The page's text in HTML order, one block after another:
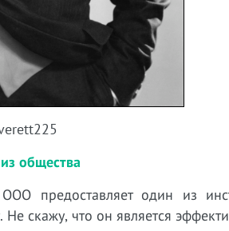
общества
предоставляет один из
Не скажу, что он является